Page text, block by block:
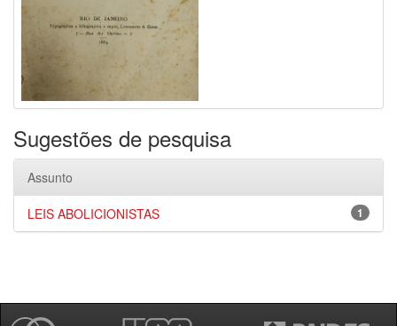
Sugestões de pesquisa
Assunto
1
LEIS ABOLICIONISTAS